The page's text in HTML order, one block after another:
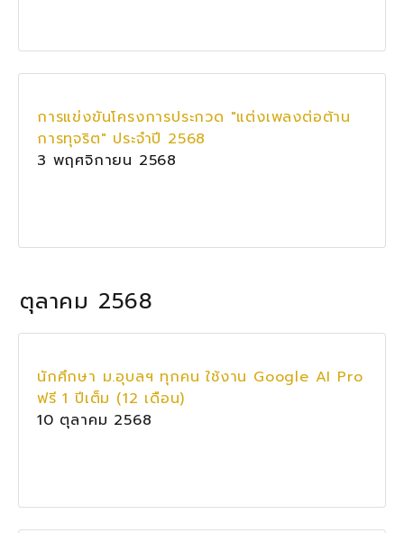
การแข่งขันโครงการประกวด "แต่งเพลงต่อต้าน
การทุจริต" ประจำปี 2568
3 พฤศจิกายน 2568
ตุลาคม 2568
นักศึกษา ม.อุบลฯ ทุกคน ใช้งาน Google AI Pro
ฟรี 1 ปีเต็ม (12 เดือน)
10 ตุลาคม 2568